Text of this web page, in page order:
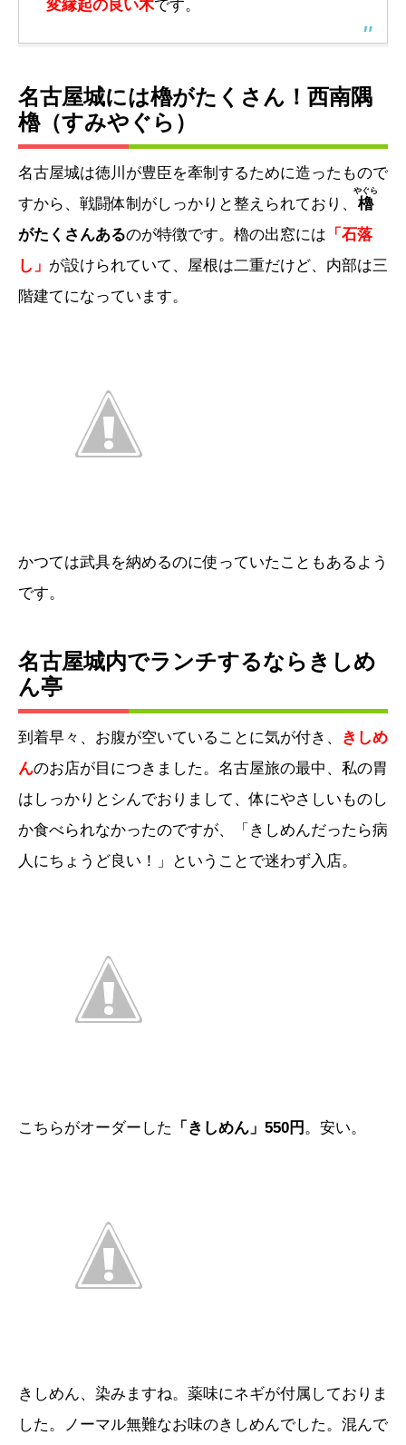
変縁起の良い木です。
名古屋城には櫓がたくさん！西南隅
櫓（すみやぐら）
名古屋城は徳川が豊臣を牽制するために造ったもので
すから、戦闘体制がしっかりと整えられており、 櫓
やぐら
がたくさんあるのが特徴です。櫓の出窓には 「石落
し」 が設けられていて、屋根は二重だけど、内部は三
階建てになっています。
かつては武具を納めるのに使っていたこともあるよう
です。
名古屋城内でランチするならきしめ
ん亭
到着早々、お腹が空いていることに気が付き、
きしめ
んのお店が目につきました。名古屋旅の最中、私の胃
はしっかりとシんでおりまして、体にやさしいものし
か食べられなかったのですが、「きしめんだったら病
人にちょうど良い！」ということで迷わず入店。
こちらがオーダーした 「きしめん」550円 。安い。
きしめん、染みますね。薬味にネギが付属しておりま
した。ノーマル無難なお味のきしめんでした。混んで